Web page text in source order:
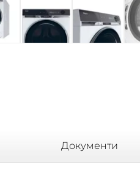
Документи